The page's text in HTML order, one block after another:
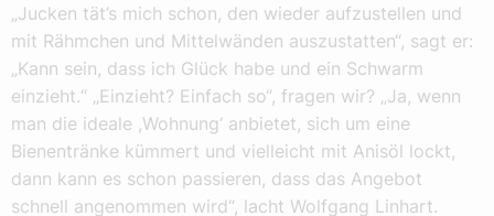
„Jucken tät’s mich schon, den wieder aufzustellen und
mit Rähmchen und Mittelwänden auszustatten“, sagt er:
„Kann sein, dass ich Glück habe und ein Schwarm
einzieht.“ „Einzieht? Einfach so“, fragen wir? „Ja, wenn
man die ideale ,Wohnung‘ anbietet, sich um eine
Bienentränke kümmert und vielleicht mit Anisöl lockt,
dann kann es schon passieren, dass das Angebot
schnell angenommen wird“, lacht Wolfgang Linhart.